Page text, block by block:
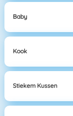
Baby
Kook
Stiekem Kussen